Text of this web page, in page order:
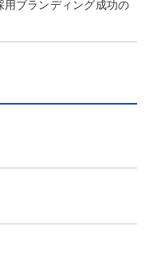
ブランディング成功の